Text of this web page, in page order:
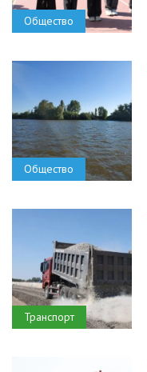
Общество
Общество
Транспорт